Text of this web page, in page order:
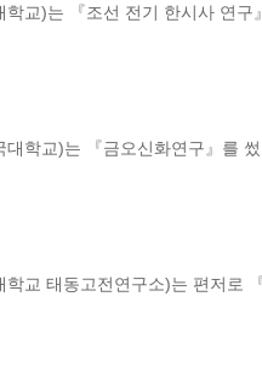
교)는 『조선 전기 한시사 연
학교)는 『금오신화연구』를
교 태동고전연구소)는 편저로